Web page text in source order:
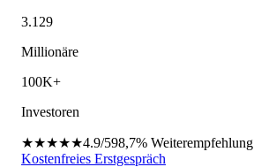
3.129
Millionäre
100K+
Investoren
★★★★★4.9/598,7% Weiterempfehlung
Kostenfreies Erstgespräch